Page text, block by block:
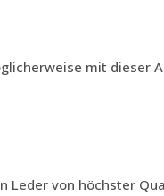
mit dieser
Leder von höchster